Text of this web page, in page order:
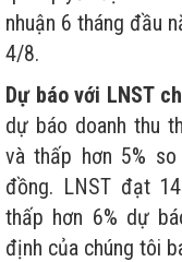
nhuận 6 tháng đầu
4/8.
Dự báo với LNST
dự báo doanh thu
và thấp hơn 5%
đồng. LNST đạt
thấp hơn 6% dự
định của chúng tôi